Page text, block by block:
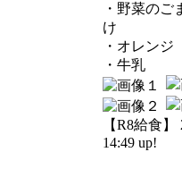
・野菜のご
け
・オレンジ
・牛乳
【R8給食】
14:49 up!